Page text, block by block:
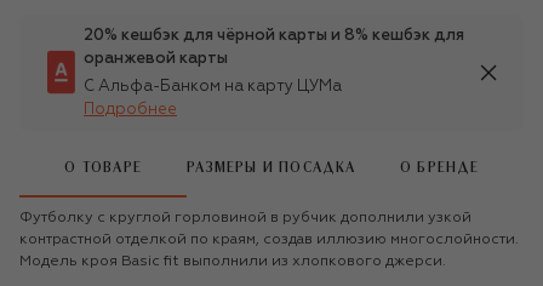
20% кешбэк для чёрной карты и 8% кешбэк для
оранжевой карты
С Альфа-Банком на карту ЦУМа
Подробнее
О ТОВАРЕ РАЗМЕРЫ И ПОСАДКА О БРЕНДЕ
Футболку с круглой горловиной в рубчик дополнили узкой
контрастной отделкой по краям, создав иллюзию многослойности.
Модель кроя Basic fit выполнили из хлопкового джерси.